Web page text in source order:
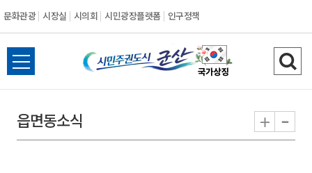
문화관광 시장실 시의회 시민광장플랫폼 인구정책
시
민
전
체
뉴
열
검
색
기
읍면동소식 + -